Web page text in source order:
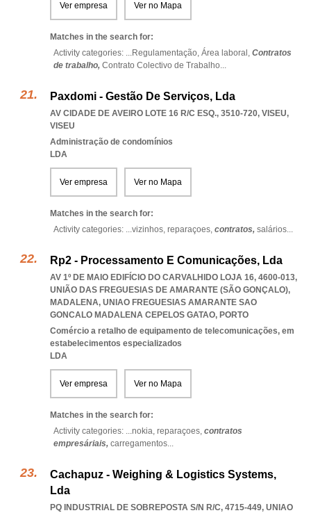
Ver empresa Ver no Mapa
Matches in the search for:
Activity categories: ...Regulamentação, Área laboral, Contratos
de trabalho, Contrato Colectivo de Trabalho...
Paxdomi - Gestão De Serviços, Lda
AV CIDADE DE AVEIRO LOTE 16 R/C ESQ., 3510-720, VISEU,
VISEU
Administração de condomínios
LDA
Ver empresa Ver no Mapa
Matches in the search for:
Activity categories: ...vizinhos, reparaçoes, contratos, salários...
Rp2 - Processamento E Comunicações, Lda
AV 1º DE MAIO EDIFÍCIO DO CARVALHIDO LOJA 16, 4600-013,
UNIÃO DAS FREGUESIAS DE AMARANTE (SÃO GONÇALO),
MADALENA, UNIAO FREGUESIAS AMARANTE SAO
GONCALO MADALENA CEPELOS GATAO, PORTO
Comércio a retalho de equipamento de telecomunicações, em
estabelecimentos especializados
LDA
Ver empresa Ver no Mapa
Matches in the search for:
Activity categories: ...nokia, reparaçoes, contratos
empresáriais, carregamentos...
Cachapuz - Weighing & Logistics Systems,
Lda
PQ INDUSTRIAL DE SOBREPOSTA S/N R/C, 4715-449, UNIAO